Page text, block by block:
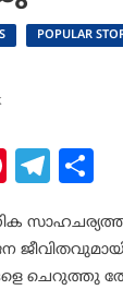
POPULAR
ചെറുത്തു